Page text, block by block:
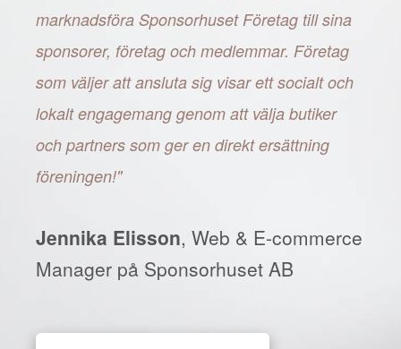
marknadsföra Sponsorhuset Företag till sina
sponsorer, företag och medlemmar. Företag
som väljer att ansluta sig visar ett socialt och
lokalt engagemang genom att välja butiker
och partners som ger en direkt ersättning
föreningen!"
Jennika Elisson, Web & E-commerce
Manager på Sponsorhuset AB